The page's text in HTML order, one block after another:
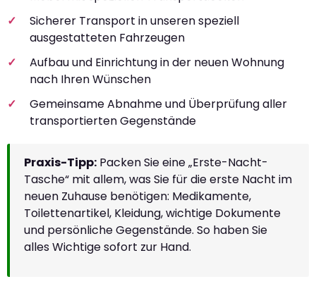
Sicherer Transport in unseren speziell
ausgestatteten Fahrzeugen
Aufbau und Einrichtung in der neuen Wohnung
nach Ihren Wünschen
Gemeinsame Abnahme und Überprüfung aller
transportierten Gegenstände
Praxis-Tipp: Packen Sie eine „Erste-Nacht-
Tasche“ mit allem, was Sie für die erste Nacht im
neuen Zuhause benötigen: Medikamente,
Toilettenartikel, Kleidung, wichtige Dokumente
und persönliche Gegenstände. So haben Sie
alles Wichtige sofort zur Hand.